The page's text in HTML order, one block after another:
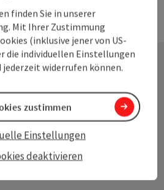
Information
finden Sie in unserer
Mit Ihrer Zustimmung
(inklusive jener von US-
die individuellen Einstellungen
widerrufen können.
deaktivieren
Einstellungen
zustimmen